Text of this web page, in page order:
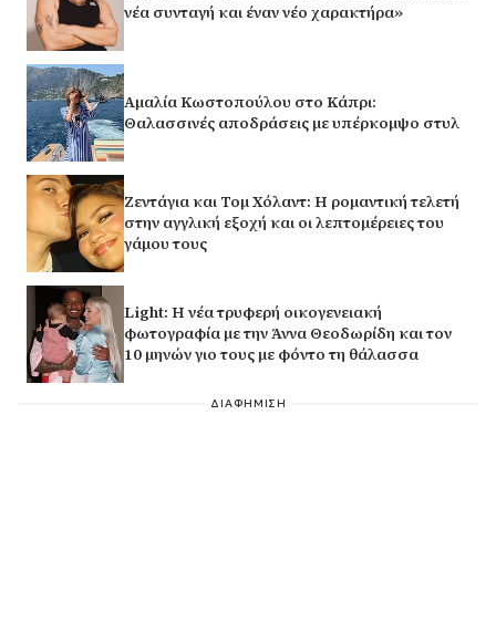
νέα συνταγή και έναν νέο χαρακτήρα»
Αμαλία Κωστοπούλου στο Κάπρι:
Θαλασσινές αποδράσεις με υπέρκομψο στυλ
Ζεντάγια και Τομ Χόλαντ: Η ρομαντική τελετή
στην αγγλική εξοχή και οι λεπτομέρειες του
γάμου τους
Light: Η νέα τρυφερή οικογενειακή
φωτογραφία με την Άννα Θεοδωρίδη και τον
10 μηνών γιο τους με φόντο τη θάλασσα
ΔΙΑΦΗΜΙΣΗ